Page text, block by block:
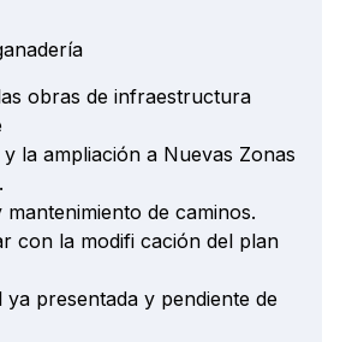
obras de infraestructura
la ampliación a Nuevas Zonas
de caminos.
con la modifi cación del plan
ya presentada y pendiente de